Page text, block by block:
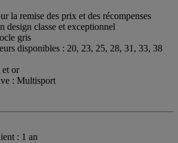
la remise des prix et des récompenses
design classe et exceptionnel
gris
disponibles : 20, 23, 25, 28, 31, 33, 38
et or
: Multisport
: 1 an